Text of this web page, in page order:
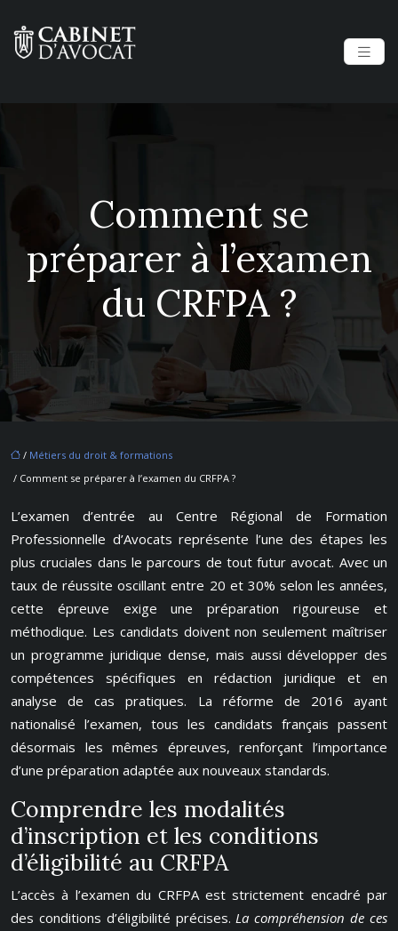
Comment se
préparer à l’examen
du CRFPA ?
/ Métiers du droit & formations
/ Comment se préparer à l’examen du CRFPA ?
L’examen d’entrée au Centre Régional de Formation
Professionnelle d’Avocats représente l’une des étapes les
plus cruciales dans le parcours de tout futur avocat. Avec un
taux de réussite oscillant entre 20 et 30% selon les années,
cette épreuve exige une préparation rigoureuse et
méthodique. Les candidats doivent non seulement maîtriser
un programme juridique dense, mais aussi développer des
compétences spécifiques en rédaction juridique et en
analyse de cas pratiques. La réforme de 2016 ayant
nationalisé l’examen, tous les candidats français passent
désormais les mêmes épreuves, renforçant l’importance
d’une préparation adaptée aux nouveaux standards.
Comprendre les modalités
d’inscription et les conditions
d’éligibilité au CRFPA
L’accès à l’examen du CRFPA est strictement encadré par
des conditions d’éligibilité précises.La compréhension de ces